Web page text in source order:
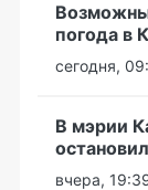
погода в
сегодня,
В мэрии
вчера,